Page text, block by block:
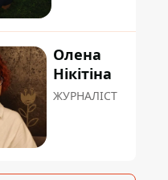
Олена
Нікітіна
ЖУРНАЛІСТ